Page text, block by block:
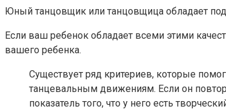
Юный танцовщик или танцовщица обладает
Если ваш ребенок обладает всеми этими
вашего ребенка.
Существует ряд критериев, которые
танцевальным движениям. Если он
показатель того, что у него есть